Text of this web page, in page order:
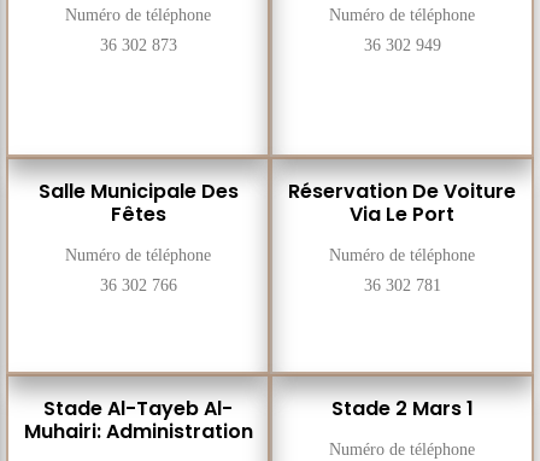
Numéro de téléphone
36 302 949
Numéro de téléphone
36 302 873
Réservation De Voiture
Via Le Port
Numéro de téléphone
36 302 781
Salle Municipale Des
Fêtes
Numéro de téléphone
36 302 766
Stade 2 Mars 1
Numéro de téléphone
Stade Al-Tayeb Al-
Muhairi: Administration